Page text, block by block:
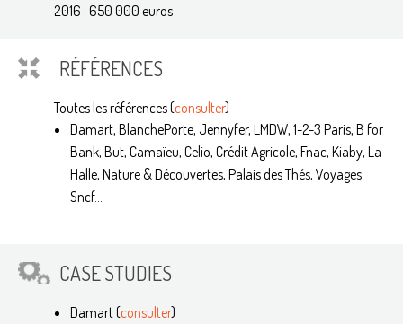
2016 : 650 000 euros
RÉFÉRENCES
Toutes les références (consulter)
Damart, BlanchePorte, Jennyfer, LMDW, 1-2-3 Paris, B for
Bank, But, Camaïeu, Celio, Crédit Agricole, Fnac, Kiaby, La
Halle, Nature & Découvertes, Palais des Thés, Voyages
Sncf...
CASE STUDIES
Damart (consulter)